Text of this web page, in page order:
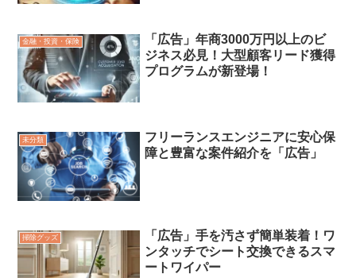
金融・投資・保険
「広告」年商3000万円以上のビ
ジネス必見！大型顧客リード獲得
プログラムが新登場！
未分類
フリーランスエンジニアに安心保
障と豊富な案件紹介を「広告」
掃除グッズ
「広告」手を汚さず簡単装着！ワ
ンタッチでシート交換できるスマ
ートワイパー